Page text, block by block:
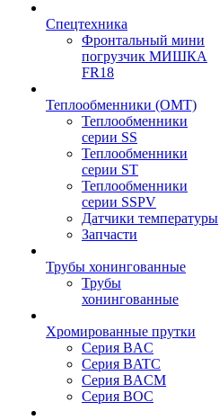
Спецтехника
Фронтальный мини
погрузчик МИШКА
FR18
Теплообменники (OMT)
Теплообменники
серии SS
Теплообменники
серии ST
Теплообменники
серии SSPV
Датчики температуры
Запчасти
Трубы хонингованные
Трубы
хонингованные
Хромированные прутки
Серия BAC
Серия BATC
Серия BACM
Серия BOC